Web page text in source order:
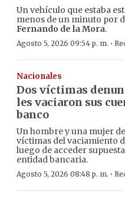
Un vehículo que estaba
menos de un minuto por
Fernando de la Mora.
Agosto 5, 2026 09:54 p. m. ·
Nacionales
Dos víctimas
les vaciaron sus
banco
Un hombre y una mujer
víctimas del vaciamiento
luego de acceder
entidad bancaria.
Agosto 5, 2026 08:48 p. m. ·